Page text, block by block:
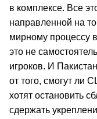
в комплексе. Все
направленной на
мирному процессу
это не
игроков. И
от того, смогут ли
хотят остановить
сдержать